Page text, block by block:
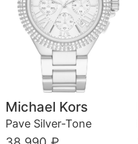
Michael Kors
Pave Silver-Tone